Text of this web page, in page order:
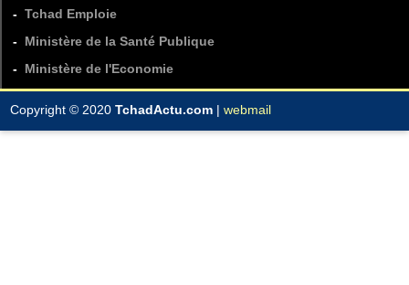
- Tchad Emploie
- Ministère de la Santé Publique
- Ministère de l'Economie
Copyright © 2020 TchadActu.com | webmail